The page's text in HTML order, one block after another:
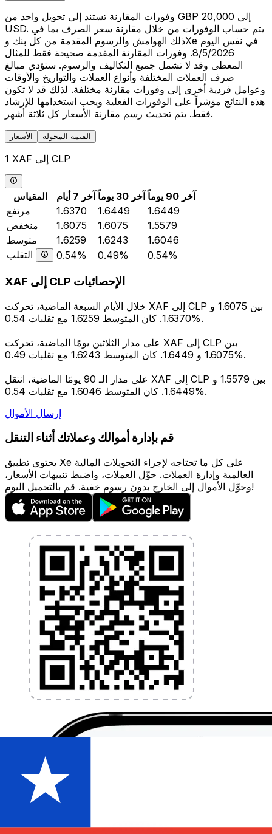
وفورات المقارنة تستند إلى تحويل واحد من GBP 20,000 إلى
USD. يتم حساب الوفورات من خلال مقارنة سعر الصرف بما في
ذلك الهوامش والرسوم المقدمة من كل بنك وXe في نفس اليوم
8/5/2026. وفورات المقارنة المقدمة صحيحة فقط للمثال
المعطى وقد لا تشمل جميع التكاليف والرسوم. ستؤدي مبالغ
صرف العملات المختلفة وأنواع العملات والتواريخ والأوقات
وعوامل فردية أخرى إلى وفورات مقارنة مختلفة. لذلك قد لا تكون
هذه النتائج مؤشراً على الوفورات الفعلية ويجب استخدامها للإرشاد
فقط. يتم تحديث رسم مقارنة الأسعار كل ثلاثة أشهر.
الأسعار القيمة المحولة
1 XAF إلى CLP
المقياس آخر 7 أيام آخر 30 يوماً
آخر 90 يوماً
مرتفع
1.6370 1.6449
1.6449
منخفض
1.6075 1.6075
1.5579
متوسط
1.6259 1.6243
1.6046
التقلب
0.54% 0.49% 0.54%
XAF إلى CLP الإحصائيات
خلال الأيام السبعة الماضية، تحركت XAF إلى CLP بين 1.6075 و
1.6370. كان المتوسط 1.6259 مع تقلبات 0.54%.
على مدار الثلاثين يومًا الماضية، تحركت XAF إلى CLP بين
1.6075 و 1.6449. كان المتوسط 1.6243 مع تقلبات 0.49%.
على مدار الـ 90 يومًا الماضية، انتقل XAF إلى CLP بين 1.5579 و
1.6449. كان المتوسط 1.6046 مع تقلبات 0.54%.
إرسال الأموال
قم بإدارة أموالك وعملاتك أثناء التنقل
يحتوي تطبيق Xe على كل ما تحتاجه لإجراء التحويلات المالية
العالمية وإدارة العملات. حوِّل العملات، واضبط تنبيهات الأسعار،
وحوِّل الأموال إلى الخارج بدون رسوم خفية. قم بالتحميل اليوم!